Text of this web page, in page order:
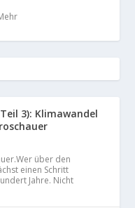
3): Klimawandel
über den
einen Schritt
Jahre. Nicht